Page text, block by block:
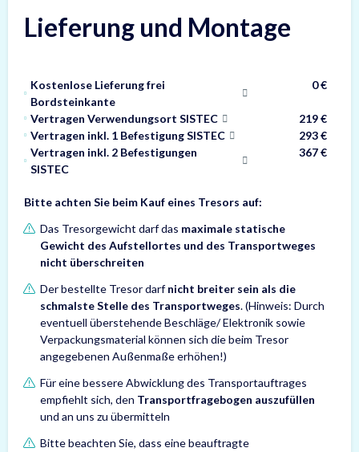
Lieferung und Montage
Kostenlose Lieferung frei
Bordsteinkante
0 €
Vertragen Verwendungsort SISTEC
219 €
Vertragen inkl. 1 Befestigung SISTEC
293 €
Vertragen inkl. 2 Befestigungen
SISTEC
367 €
Bitte achten Sie beim Kauf eines Tresors auf:
Das Tresorgewicht darf das maximale statische
Gewicht des Aufstellortes und des Transportweges
nicht überschreiten
Der bestellte Tresor darfnicht breiter sein als die
schmalste Stelle des Transportweges. (Hinweis: Durch
eventuell überstehende Beschläge/ Elektronik sowie
Verpackungsmaterial können sich die beim Tresor
angegebenen Außenmaße erhöhen!)
Für eine bessere Abwicklung des Transportauftrages
empfiehlt sich, den Transportfragebogen auszufüllen
und an uns zu übermitteln
Bitte beachten Sie, dass eine beauftragte